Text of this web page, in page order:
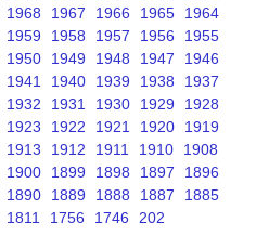
1968 1967 1966 1965
1964
1959 1958 1957 1956
1955
1950 1949 1948 1947
1946
1941 1940 1939 1938
1937
1932 1931 1930 1929
1928
1923 1922 1921 1920
1919
1913 1912 1911 1910
1908
1900 1899 1898 1897
1896
1890 1889 1888 1887
1885
1811 1756 1746 202